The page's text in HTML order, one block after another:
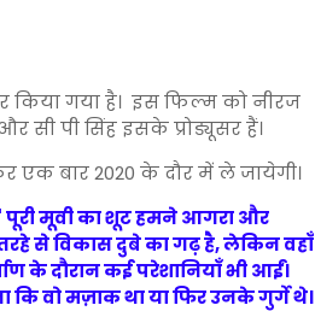
गया है। इस फिल्म को नीरज
सी पी सिंह इसके प्रोड्यूसर हैं।
एक बार 2020 के दौर में ले जायेगी।
पूरी मूवी का शूट हमने आगरा और
से विकास दुबे का गढ़ है, लेकिन वहाँ
के दौरान कई परेशानियाँ भी आईं।
वो मज़ाक था या फिर उनके गुर्गे थे।